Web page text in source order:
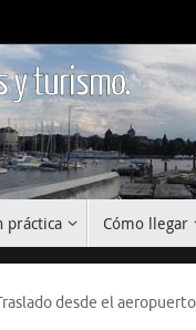
y turismo.
práctica Cómo llegar
desde el